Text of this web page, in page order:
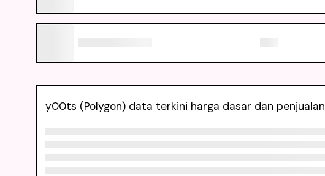
y00ts (Polygon) data terkini harga dasar dan penjualan